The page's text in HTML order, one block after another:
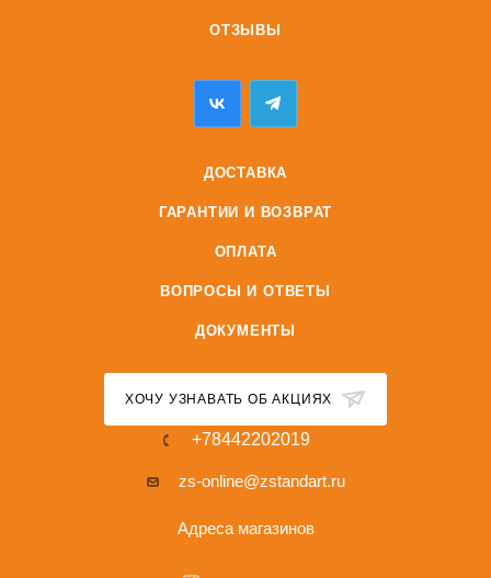
ОТЗЫВЫ
ДОСТАВКА
ГАРАНТИИ И ВОЗВРАТ
ОПЛАТА
ВОПРОСЫ И ОТВЕТЫ
ДОКУМЕНТЫ
ХОЧУ УЗНАВАТЬ ОБ АКЦИЯХ
+78442202019
zs-online@zstandart.ru
Адреса магазинов